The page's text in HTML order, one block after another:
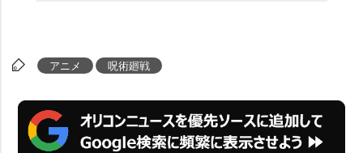
アニメ 呪術廻戦